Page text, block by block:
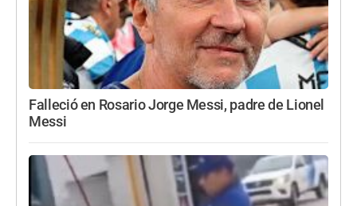
Falleció en Rosario Jorge Messi, padre de Lionel
Messi